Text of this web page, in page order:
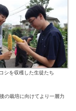
シを収穫した生徒たち
の栽培に向けてより一層力